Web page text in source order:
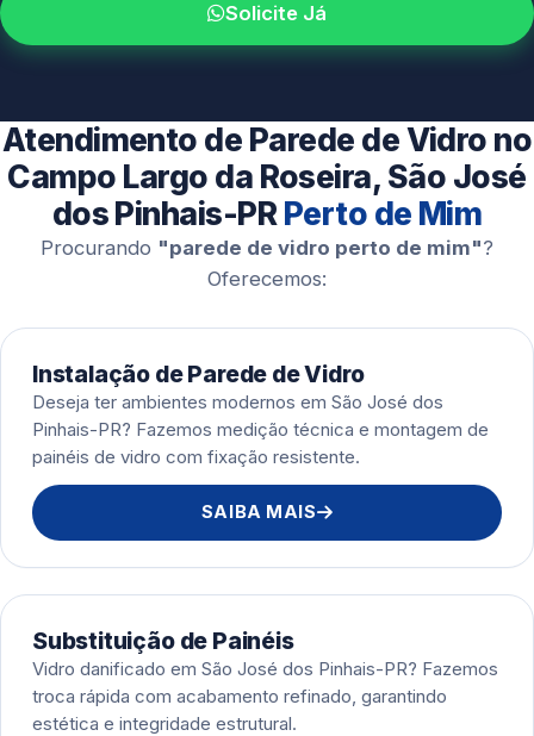
Esquadrias de Alumínio
Solicite Já
Atendimento de Parede de Vidro no
Campo Largo da Roseira, São José
dos Pinhais-PR Perto de Mim
Procurando "parede de vidro perto de mim"?
Oferecemos:
Instalação de Parede de Vidro
Deseja ter ambientes modernos em São José dos
Pinhais-PR? Fazemos medição técnica e montagem de
painéis de vidro com fixação resistente.
SAIBA MAIS
Substituição de Painéis
Vidro danificado em São José dos Pinhais-PR? Fazemos
troca rápida com acabamento refinado, garantindo
estética e integridade estrutural.